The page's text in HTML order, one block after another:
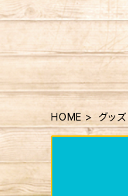
HOME グッズ